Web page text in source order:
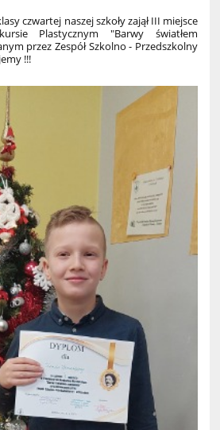
czwartej naszej szkoły zająłIII miejsce
Plastycznym "Barwy światłem
przez ZespółSzkolno - Przedszkolny
!!!